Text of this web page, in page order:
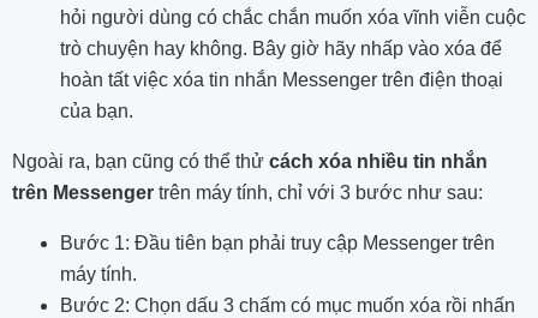
hỏi người dùng có chắc chắn muốn xóa vĩnh viễn cuộc
trò chuyện hay không. Bây giờ hãy nhấp vào xóa để
hoàn tất việc xóa tin nhắn Messenger trên điện thoại
của bạn.
Ngoài ra, bạn cũng có thể thử cách xóa nhiều tin nhắn
trên Messenger trên máy tính, chỉ với 3 bước như sau:
Bước 1: Đầu tiên bạn phải truy cập Messenger trên
máy tính.
Bước 2: Chọn dấu 3 chấm có mục muốn xóa rồi nhấn